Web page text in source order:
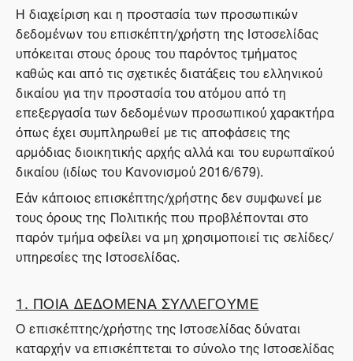
Η διαχείριση και η προστασία των προσωπικών
δεδομένων του επισκέπτη/χρήστη της Ιστοσελίδας
υπόκειται στους όρους του παρόντος τμήματος
καθώς και από τις σχετικές διατάξεις του ελληνικού
δικαίου για την προστασία του ατόμου από τη
επεξεργασία των δεδομένων προσωπικού χαρακτήρα
όπως έχει συμπληρωθεί με τις αποφάσεις της
αρμόδιας διοικητικής αρχής αλλά και του ευρωπαϊκού
δικαίου (ιδίως του Κανονισμού 2016/679).
Εάν κάποιος επισκέπτης/χρήστης δεν συμφωνεί με
τους όρους της Πολιτικής που προβλέπονται στο
παρόν τμήμα οφείλει να μη χρησιμοποιεί τις σελίδες/
υπηρεσίες της Ιστοσελίδας.
1. ΠΟΙΑ ΔΕΔΟΜΕΝΑ ΣΥΛΛΕΓΟΥΜΕ
Ο επισκέπτης/χρήστης της Ιστοσελίδας δύναται
καταρχήν να επισκέπτεται το σύνολο της Ιστοσελίδας